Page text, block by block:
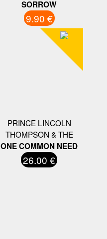
SORROW
9.90 €
PRINCE LINCOLN
THOMPSON & THE
ONE COMMON NEED
26.00 €